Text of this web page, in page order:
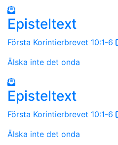
Episteltext
Första Korintierbrevet 10:1-6
Älska inte det onda
Episteltext
Första Korintierbrevet 10:1-6
Älska inte det onda